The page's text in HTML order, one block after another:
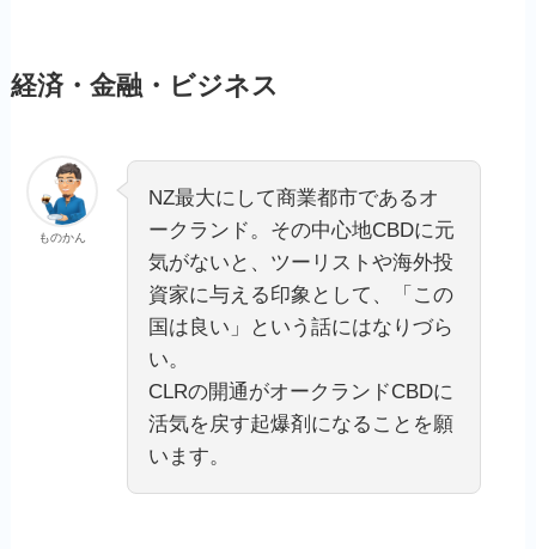
経済・金融・ビジネス
ものかん
NZ最大にして商業都市であるオ
ークランド。その中心地CBDに元
気がないと、ツーリストや海外投
資家に与える印象として、「この
国は良い」という話にはなりづら
い。
CLRの開通がオークランドCBDに
活気を戻す起爆剤になることを願
います。